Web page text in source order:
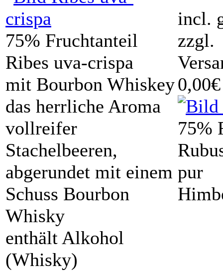
75% Fruchtanteil
Ribes uva-crispa
mit Bourbon Whiskey
das herrliche Aroma
vollreifer
Stachelbeeren,
abgerundet mit einem
Schuss Bourbon
Whisky
enthält Alkohol
(Whisky)
incl.
zzgl.
0,00€
75%
pur